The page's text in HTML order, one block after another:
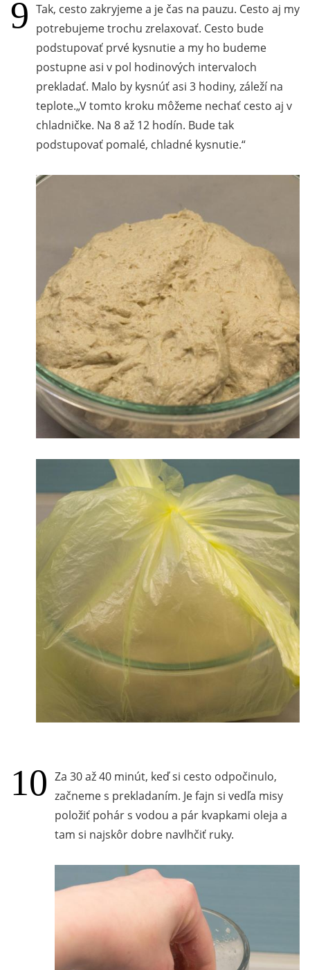
Tak, cesto zakryjeme a je čas na pauzu. Cesto aj my
potrebujeme trochu zrelaxovať. Cesto bude
podstupovať prvé kysnutie a my ho budeme
postupne asi v pol hodinových intervaloch
prekladať. Malo by kysnúť asi 3 hodiny, záleží na
teplote. V tomto kroku môžeme nechať cesto aj v
chladničke. Na 8 až 12 hodín. Bude tak
podstupovať pomalé, chladné kysnutie.
Za 30 až 40 minút, keď si cesto odpočinulo,
začneme s prekladaním. Je fajn si vedľa misy
položiť pohár s vodou a pár kvapkami oleja a
tam si najskôr dobre navlhčiť ruky.